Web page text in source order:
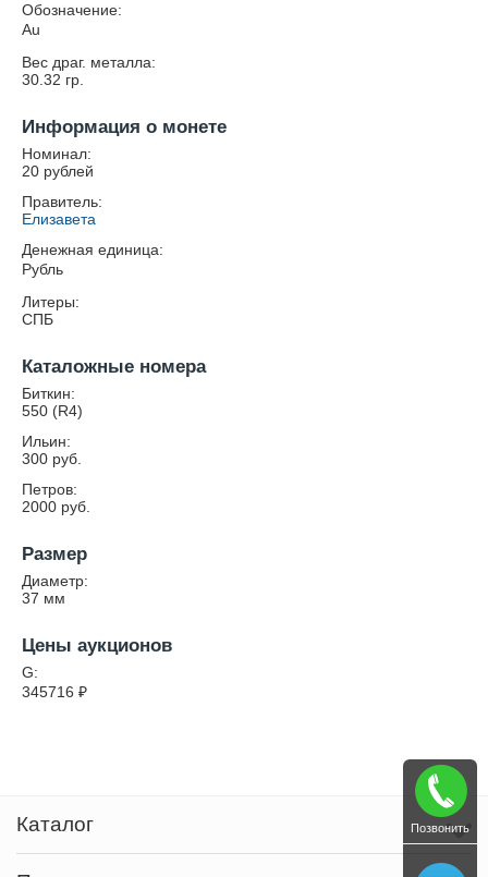
Обозначение:
Au
Вес драг. металла:
30.32 гр.
Информация о монете
Номинал:
20 рублей
Правитель:
Елизавета
Денежная единица:
Рубль
Литеры:
СПБ
Каталожные номера
Биткин:
550 (R4)
Ильин:
300 руб.
Петров:
2000 руб.
Размер
Диаметр:
37 мм
Цены аукционов
G:
345716 ₽
Каталог Позвонить